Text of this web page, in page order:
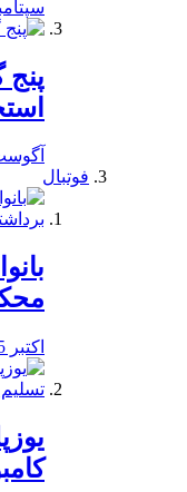
سپتامبر 26,
پنج
آگوست 22,
فوتبال
اکتبر 15, 2019